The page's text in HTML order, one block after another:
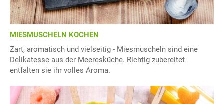
MIESMUSCHELN KOCHEN
Zart, aromatisch und vielseitig - Miesmuscheln sind eine
Delikatesse aus der Meeresküche. Richtig zubereitet
entfalten sie ihr volles Aroma.